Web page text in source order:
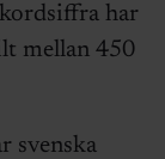
har
mellan 450
svenska